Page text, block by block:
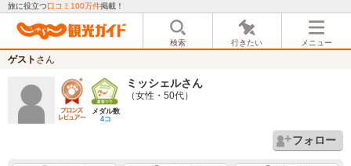
旅に役立つ口コミ100万件掲載！
検索 行きたい メニュー
ゲスト さん
メダル数
4コ
ミッシェルさん
（女性・50代）
フォロー